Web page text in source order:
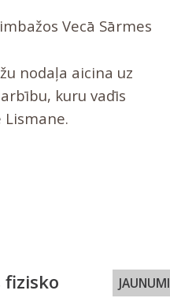
Vecā Sārmes
nodaļa aicina uz
kuru vadīs
JAUNUMI
fizisko